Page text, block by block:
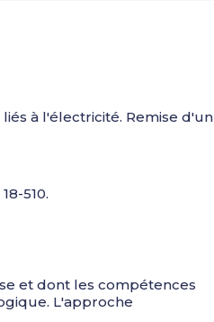
à l'électricité. Remise d'un
510.
et dont les compétences
L'approche